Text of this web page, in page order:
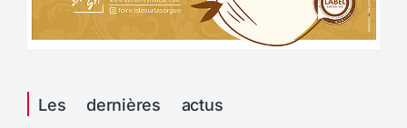
Les dernières actus